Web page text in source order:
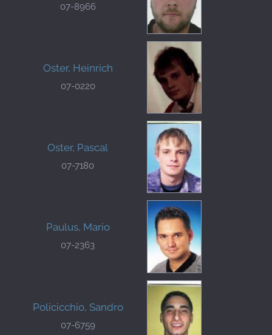
07-8966
Oster, Heinrich
07-0220
Oster, Pascal
07-7180
Paulus, Mario
07-2363
Policicchio, Sandro
07-6759